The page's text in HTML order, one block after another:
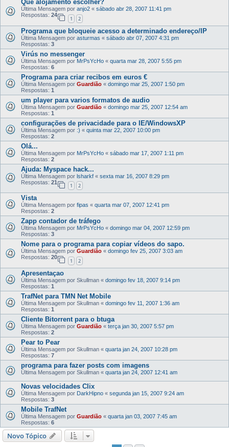
Que alojamento escolher?
Última Mensagem por anjo2 « sábado abr 28, 2007 11:41 pm
Respostas: 24
1 2
Programa que bloqueie acesso a determinado endereço/IP
Última Mensagem por asturmas « sábado abr 07, 2007 4:31 pm
Respostas: 3
Virús no messenger
Última Mensagem por MrPsYcHo « quarta mar 28, 2007 5:55 pm
Respostas: 6
Programa para criar recibos em euros €
Última Mensagem por Guardião « domingo mar 25, 2007 1:50 pm
Respostas: 1
um player para varios formatos de audio
Última Mensagem por Guardião « domingo mar 25, 2007 12:54 am
Respostas: 1
configurações de privacidade para o IE/WindowsXP
Última Mensagem por :) « quinta mar 22, 2007 10:00 pm
Respostas: 2
Olá...
Última Mensagem por MrPsYcHo « sábado mar 17, 2007 1:11 pm
Respostas: 2
Ajuda: Myspace hack...
Última Mensagem por lsharkf « sexta mar 16, 2007 8:29 pm
Respostas: 21
1 2
Vista
Última Mensagem por fipas « quarta mar 07, 2007 12:41 pm
Respostas: 2
Zapp contador de tráfego
Última Mensagem por MrPsYcHo « domingo mar 04, 2007 12:59 pm
Respostas: 3
Nome para o programa para copiar vídeos do sapo.
Última Mensagem por Guardião « domingo fev 25, 2007 3:03 am
Respostas: 20
1 2
Apresentaçao
Última Mensagem por Skullman « domingo fev 18, 2007 9:14 pm
Respostas: 1
TrafNet para TMN Net Mobile
Última Mensagem por Skullman « domingo fev 11, 2007 1:36 am
Respostas: 1
Cliente Bitorrent para o btuga
Última Mensagem por Guardião « terça jan 30, 2007 5:57 pm
Respostas: 2
Pear to Pear
Última Mensagem por Skullman « quarta jan 24, 2007 10:28 pm
Respostas: 7
programa para fazer posts com imagens
Última Mensagem por Skullman « quarta jan 24, 2007 12:41 am
Novas velocidades Clix
Última Mensagem por DarkHipno « segunda jan 15, 2007 9:24 am
Respostas: 3
Mobile TrafNet
Última Mensagem por Guardião « quarta jan 03, 2007 7:45 am
Respostas: 6
Novo Tópico